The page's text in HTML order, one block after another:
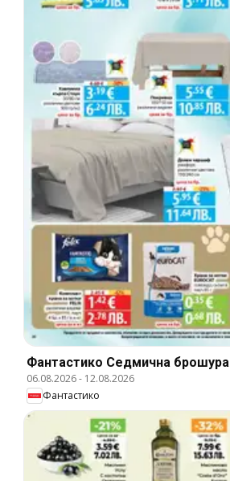
Фантастико Cедмична брошура
06.08.2026- 12.08.2026
Фантастико